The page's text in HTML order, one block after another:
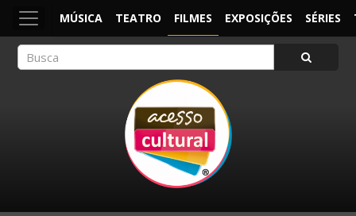
MÚSICA TEATRO FILMES EXPOSIÇÕES SÉRIES